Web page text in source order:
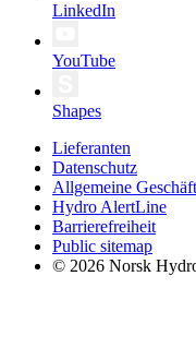
LinkedIn
YouTube
Shapes
Lieferanten
Datenschutz
Allgemeine
Hydro AlertLine
Barrierefreiheit
Public sitemap
© 2026 Norsk